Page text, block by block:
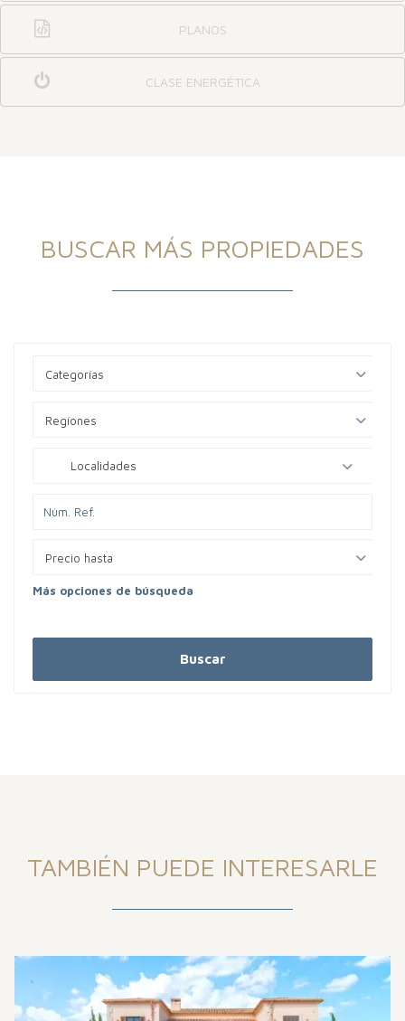
PLANOS
CLASE ENERGÉTICA
BUSCAR MÁS PROPIEDADES
Categorías
Regíones
Localidades
Precio hasta
Más opciones de búsqueda
Buscar
TAMBIÉN PUEDE INTERESARLE